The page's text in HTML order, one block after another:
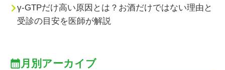
γ-GTPだけ高い原因とは？お酒だけではない理由と
受診の目安を医師が解説
月別アーカイブ